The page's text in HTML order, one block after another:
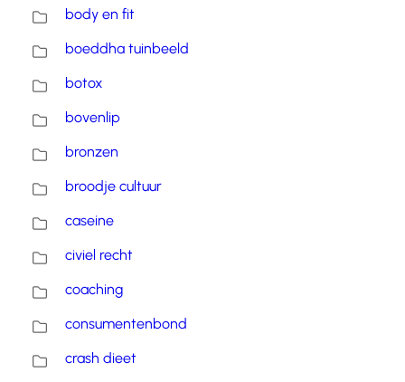
body en fit
boeddha tuinbeeld
botox
bovenlip
bronzen
broodje cultuur
caseine
civiel recht
coaching
consumentenbond
crash dieet